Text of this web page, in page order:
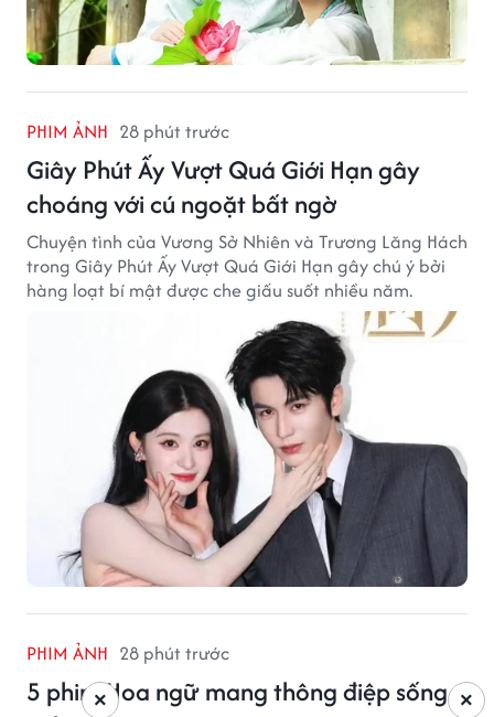
PHIM ẢNH 28 phút trước
Giây Phút Ấy Vượt Quá Giới Hạn gây
choáng với cú ngoặt bất ngờ
Chuyện tình của Vương Sở Nhiên và Trương Lăng Hách
trong Giây Phút Ấy Vượt Quá Giới Hạn gây chú ý bởi
hàng loạt bí mật được che giấu suốt nhiều năm.
PHIM ẢNH 28 phút trước
5 phim Hoa ngữ mang thông điệp sống ×
×